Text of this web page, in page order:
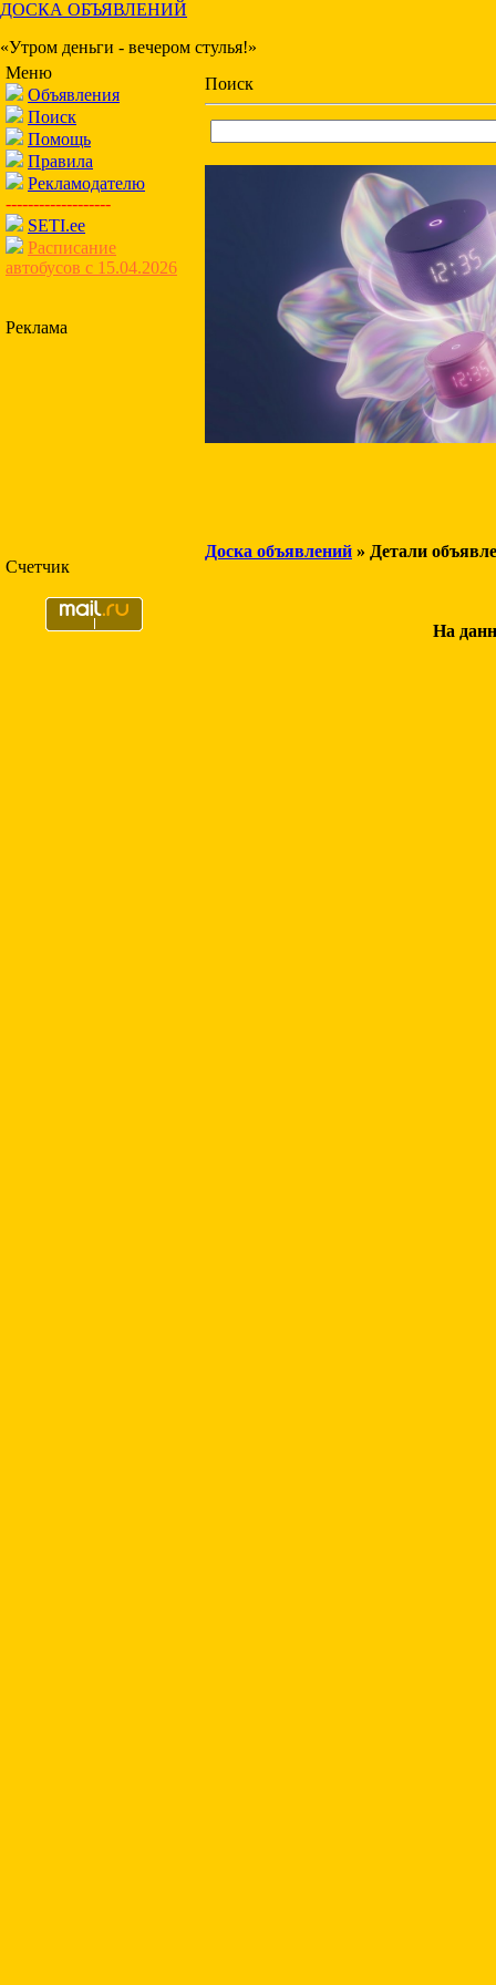
ДОСКА ОБЪЯВЛЕНИЙ
«Утром деньги - вечером стулья!»
Меню
Объявления
Поиск
Помощь
Правила
Рекламодателю
-------------------
SETI.ee
Расписание
автобусов с 15.04.2026
Реклама
Счетчик
Поиск
Доска объявлений » Детали
На